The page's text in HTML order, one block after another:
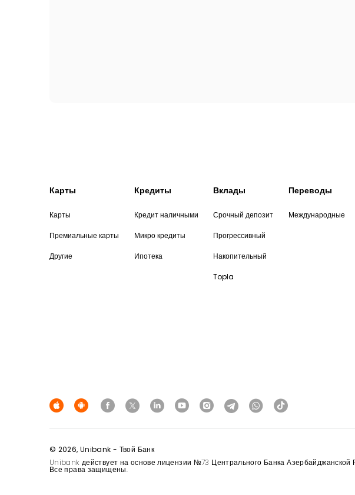
Карты
Карты
Премиальные карты
Другие
Кредиты
Кредит наличными
Микро кредиты
Ипотека
Вклады
Срочный депозит
Прогрессивный
Накопительный
Topla
Переводы
Международные
© 2026, Unibank - Твой Банк
Unibank действует на основе лицензии №73 Центрального Банка Азербайджанской
Все права защищены.